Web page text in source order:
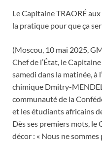
Le Capitaine TRAORÉ
la pratique pour que ça
(Moscou, 10 mai 2025,
Chef de l’État, le
samedi dans la matinée, à
chimique Dmitry-
communauté de la
et les étudiants africains
Dès ses premiers mots, le
décor : « Nous ne